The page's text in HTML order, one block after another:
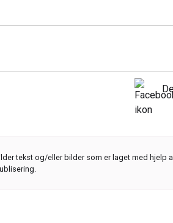
tekst og/eller bilder som er laget med hjelp